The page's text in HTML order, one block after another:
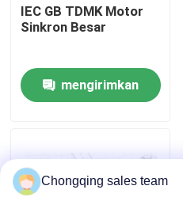
Blog
Motor AC Tegangan Tinggi
IEC GB TDMK Motor
Sinkron Besar
mengirimkan
Chongqing sales team